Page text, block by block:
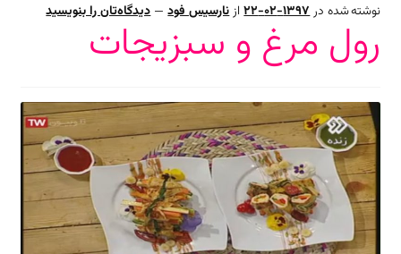
نوشته شده در1397-02-22 ازنارسیس فود —دیدگاه‌تان را بنویسید
رول مرغ و سبزیجات